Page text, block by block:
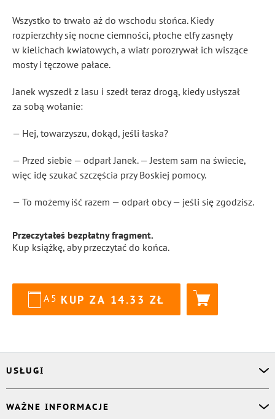
Wszystko to trwało aż do wschodu słońca. Kiedy
rozpierzchły się nocne ciemności, płoche elfy zasnęły
w kielichach kwiatowych, a wiatr porozrywał ich wiszące
mosty i tęczowe pałace.
Janek wyszedł z lasu i szedł teraz drogą, kiedy usłyszał
za sobą wołanie:
— Hej, towarzyszu, dokąd, jeśli łaska?
— Przed siebie — odparł Janek. — Jestem sam na świecie,
więc idę szukać szczęścia przy Boskiej pomocy.
— To możemy iść razem — odparł obcy — jeśli się zgodzisz.
Przeczytałeś bezpłatny fragment.
Kup książkę, aby przeczytać do końca.
A5 KUP ZA 14.33
USŁUGI
Korektor
WAŻNE INFORMACJE